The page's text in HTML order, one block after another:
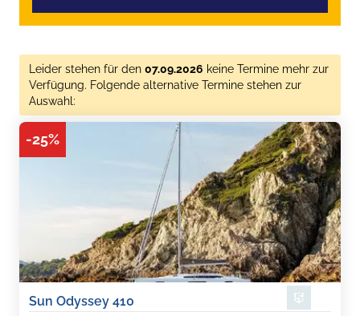
Leider stehen für den 07.09.2026 keine Termine mehr zur
Verfügung. Folgende alternative Termine stehen zur
Auswahl:
-25%
Sun Odyssey 410